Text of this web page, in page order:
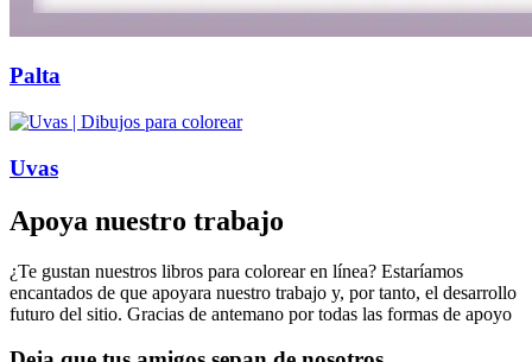
Palta
Uvas
Apoya nuestro trabajo
¿Te gustan nuestros libros para colorear en línea? Estaríamos
encantados de que apoyara nuestro trabajo y, por tanto, el desarrollo
futuro del sitio. Gracias de antemano por todas las formas de apoyo